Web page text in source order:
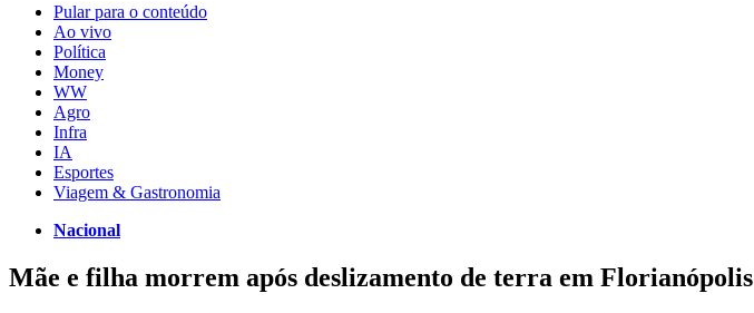
Pular para o conteúdo
Ao vivo
Política
Money
WW
Agro
Infra
IA
Esportes
Viagem & Gastronomia
Nacional
Mãe e filha morrem após deslizamento de terra em Florianópolis